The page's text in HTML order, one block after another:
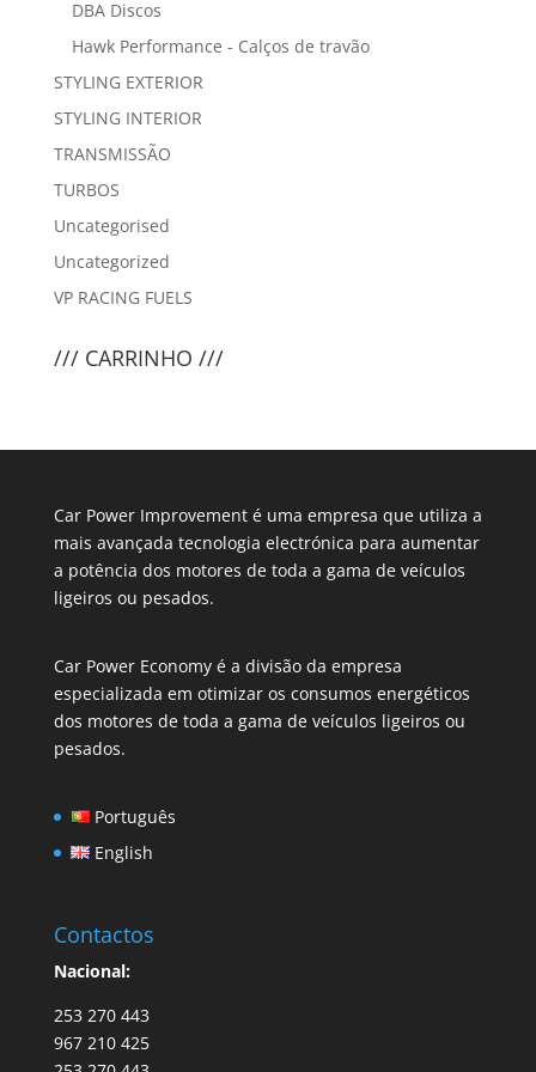
DBA Discos
Hawk Performance - Calços de travão
STYLING EXTERIOR
STYLING INTERIOR
TRANSMISSÃO
TURBOS
Uncategorised
Uncategorized
VP RACING FUELS
/// CARRINHO ///
Car Power Improvement é uma empresa que utiliza a
mais avançada tecnologia electrónica para aumentar
a potência dos motores de toda a gama de veículos
ligeiros ou pesados.
Car Power Economy é a divisão da empresa
especializada em otimizar os consumos energéticos
dos motores de toda a gama de veículos ligeiros ou
pesados.
Português
English
Contactos
Nacional:
253 270 443
967 210 425